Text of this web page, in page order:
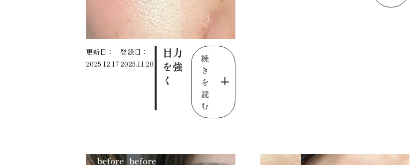
更新日：
2025.12.17
登録日：
2025.11.20
目力
を強
く
続
き
を
読
む